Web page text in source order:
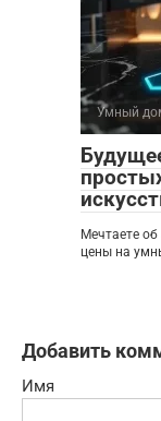
Умный
Мечтаете
цены на
Добавить
Имя